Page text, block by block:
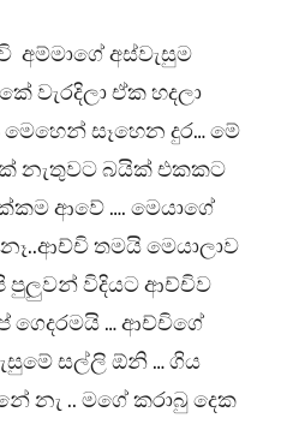
අම්මාගේ අස්වැසුම
වැරදිලා ඒක හදලා
සෑහෙන දුර… මේ
නැතුවට බයික් එකකට
ආවේ …. මෙයාගේ
තමයි මෙයාලාව
පුලුවන් විදියට ආච්චිව
ගෙදරමයි … ආච්චිගේ
සල්ලි ඕනි … ගිය
නැ .. මගේ කරාබු දෙක